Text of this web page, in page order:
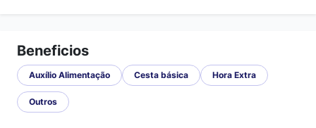
Beneficios
Auxílio Alimentação Cesta básica Hora Extra
Outros